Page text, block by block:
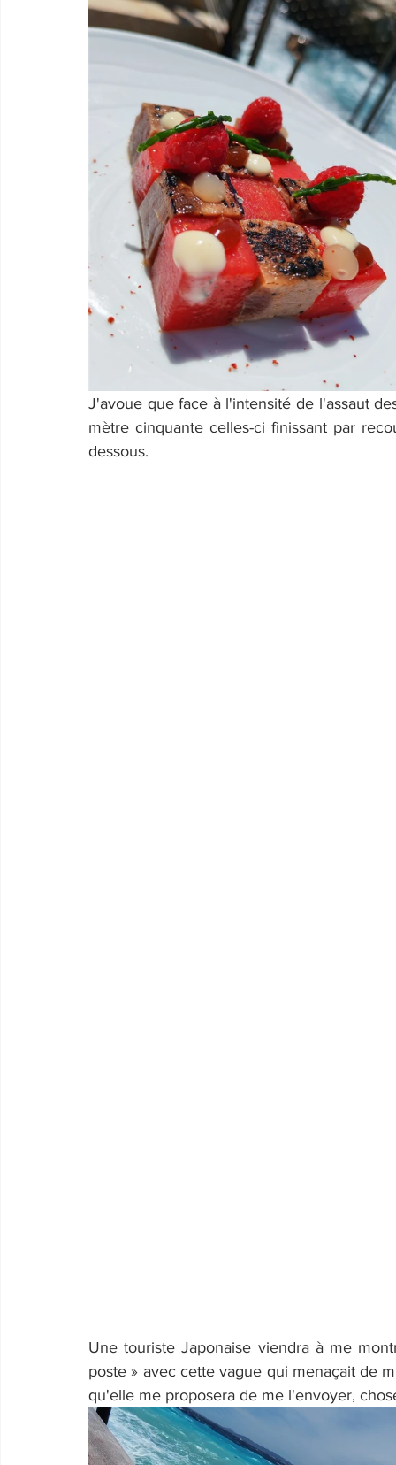
J'avoue que face à l'intensité de l'assaut
mètre cinquante celles-ci finissant par
dessous.
Une touriste Japonaise viendra à me
poste » avec cette vague qui menaçait de
qu'elle me proposera de me l'envoyer,